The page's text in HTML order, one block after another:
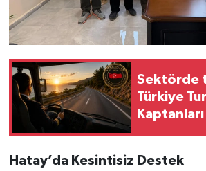
Sektörde
Türkiye
Hatay’da Kesintisiz Destek